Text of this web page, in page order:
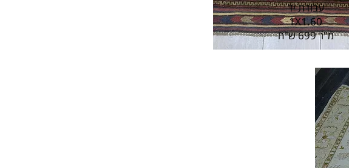
עבודת יד
1X1.60
מ"ר 699 ש"ח